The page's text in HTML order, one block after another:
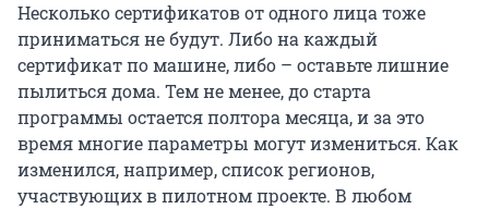
Несколько сертификатов от одного лица тоже
приниматься не будут. Либо на каждый
сертификат по машине, либо – оставьте лишние
пылиться дома. Тем не менее, до старта
программы остается полтора месяца, и за это
время многие параметры могут измениться. Как
изменился, например, список регионов,
участвующих в пилотном проекте. В любом